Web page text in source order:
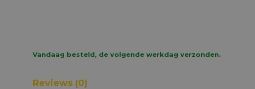
Vandaag besteld, de volgende werkdag verzonden.
Reviews (0)